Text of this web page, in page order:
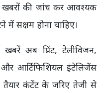
खबरों की जांच कर आवश्यक
में सक्षम होना चाहिए।
खबरें अब प्रिंट, टेलीविजन,
और आर्टिफिशियल इंटेलिजेंस
कंटेंट के जरिए तेजी से